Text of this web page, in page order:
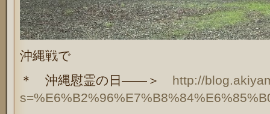
沖縄戦で
＊ 沖縄慰霊の日――＞ http://